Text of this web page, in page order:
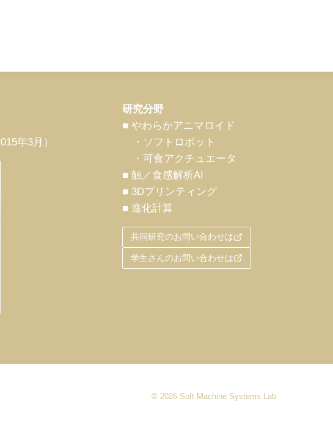
年3月）
研究分野
■ やわらかアニマロイド
・ソフトロボット
・可食アクチュエータ
■ 触／食感解析AI
■ 3Dプリンティング
■ 進化計算
共同研究のお問い合わせは
学生さんのお問い合わせは
© 2026 Soft Machine Systems Lab